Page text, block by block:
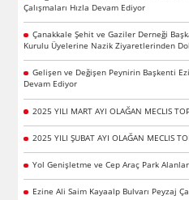
Çalışmaları Hızla Devam Ediyor
Çanakkale Şehit ve Gaziler Derneği
Kurulu Üyelerine Nazik Ziyaretlerinden
Gelişen ve Değişen Peynirin Başkenti
Devam Ediyor
2025 YILI MART AYI OLAĞAN MECLIS
2025 YILI ŞUBAT AYI OLAĞAN MECLIS
Yol Genişletme ve Cep Araç Park
Ezine Ali Saim Kayaalp Bulvarı Peyzaj